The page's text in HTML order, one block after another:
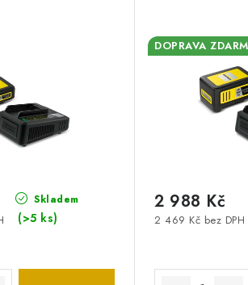
Skladem
(>5 ks)
DOPRAVA
2 469 Kč bez DPH
2 988 Kč